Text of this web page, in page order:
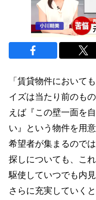
「賃貸物件において
イズは当たり前のも
えば『この壁一面を
い』という物件を用
希望者が集まるので
探しについても、こ
駆使していつでも内
さらに充実していく